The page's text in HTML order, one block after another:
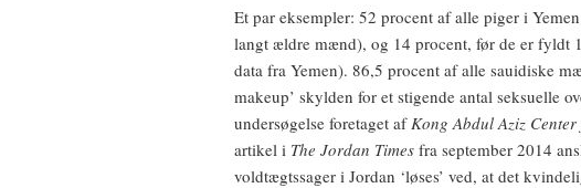
Et par eksempler: 52 procent af alle piger i
langt ældre mænd), og 14 procent, før de er fyldt
data fra Yemen). 86,5 procent af alle sauidiske
makeup’ skylden for et stigende antal seksuelle
undersøgelse foretaget afKong Abdul Aziz
artikel i The Jordan Times fra september 2014
voldtægtssager i Jordan ‘løses’ ved, at det